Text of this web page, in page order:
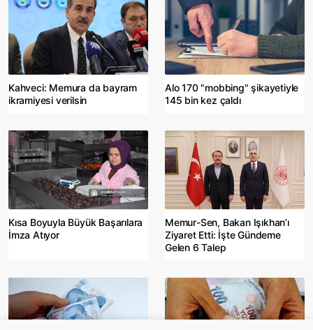
Kahveci: Memura da bayram
ikramiyesi verilsin
Alo 170 "mobbing" şikayetiyle
145 bin kez çaldı
Kısa Boyuyla Büyük Başarılara
İmza Atıyor
Memur-Sen, Bakan Işıkhan’ı
Ziyaret Etti: İşte Gündeme
Gelen 6 Talep